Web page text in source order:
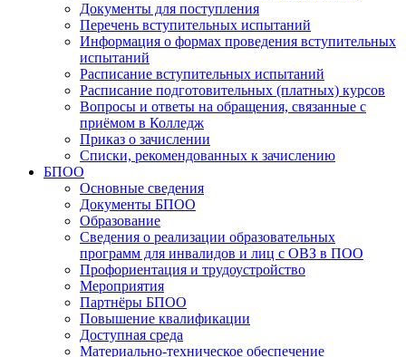
Документы для поступления
Перечень вступительных испытаний
Информация о формах проведения вступительных
испытаний
Расписание вступительных испытаний
Расписание подготовительных (платных) курсов
Вопросы и ответы на обращения, связанные с
приёмом в Колледж
Приказ о зачислении
Списки, рекомендованных к зачислению
БПОО
Основные сведения
Документы БПОО
Образование
Сведения о реализации образовательных
программ для инвалидов и лиц с ОВЗ в ПОО
Профориентация и трудоустройство
Мероприятия
Партнёры БПОО
Повышение квалификации
Доступная среда
Материально-техническое обеспечение